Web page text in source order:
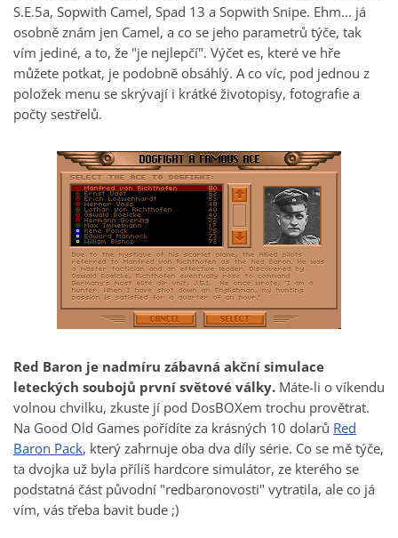
S.E.5a, Sopwith Camel, Spad 13 a Sopwith Snipe. Ehm... já
osobně znám jen Camel, a co se jeho parametrů týče, tak
vím jediné, a to, že "je nejlepčí". Výčet es, které ve hře
můžete potkat, je podobně obsáhlý. A co víc, pod jednou z
položek menu se skrývají i krátké životopisy, fotografie a
počty sestřelů.
Red Baron je nadmíru zábavná akční simulace
leteckých soubojů první světové války. Máte-li o víkendu
volnou chvilku, zkuste jí pod DosBOXem trochu provětrat.
Na Good Old Games pořídíte za krásných 10 dolarů Red
Baron Pack, který zahrnuje oba dva díly série. Co se mě týče,
ta dvojka už byla příliš hardcore simulátor, ze kterého se
podstatná část původní "redbaronovosti" vytratila, ale co já
vím, vás třeba bavit bude ;)